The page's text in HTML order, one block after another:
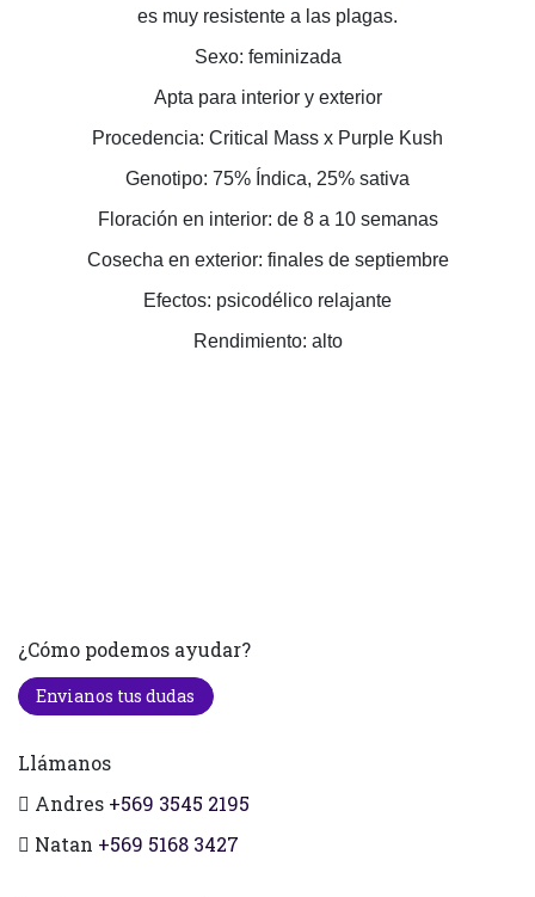
es muy resistente a las plagas.
Sexo: feminizada
Apta para interior y exterior
Procedencia: Critical Mass x Purple Kush
Genotipo: 75% Índica, 25% sativa
Floración en interior: de 8 a 10 semanas
Cosecha en exterior: finales de septiembre
Efectos: psicodélico relajante
Rendimiento: alto
¿Cómo podemos ayudar?
Envianos tus dudas
Llámanos
Andres +569 3545 2195
Natan +569 5168 3427